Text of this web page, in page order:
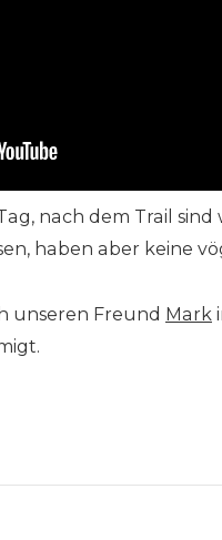
nach dem Trail
haben aber keine
unseren Freund Mark